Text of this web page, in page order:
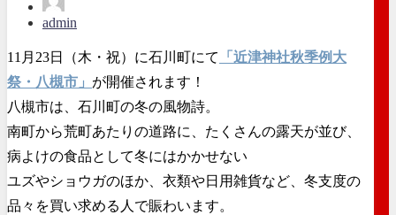
admin
11月23日（木・祝）に石川町にて
「近津神社秋季例大
祭・八槻市」 が開催されます！
八槻市は、石川町の冬の風物詩。
南町から荒町あたりの道路に、たくさんの露天が並び、
病よけの食品として冬にはかかせない
ユズやショウガのほか、衣類や日用雑貨など、冬支度の
品々を買い求める人で賑わいます。